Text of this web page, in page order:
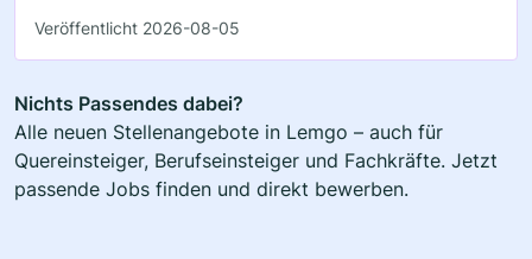
Veröffentlicht 2026-08-05
Nichts Passendes dabei?
Alle neuen Stellenangebote in Lemgo – auch für
Quereinsteiger, Berufseinsteiger und Fachkräfte. Jetzt
passende Jobs finden und direkt bewerben.